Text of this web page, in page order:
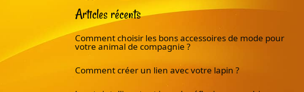
Articles récents
Comment choisir les bons accessoires de mode pour
votre animal de compagnie ?
Comment créer un lien avec votre lapin ?